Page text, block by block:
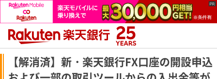
【解消済】新・楽天銀行FX口座の開設申込